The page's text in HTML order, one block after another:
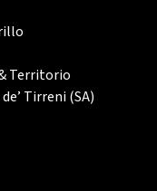
Territorio
Tirreni (SA)